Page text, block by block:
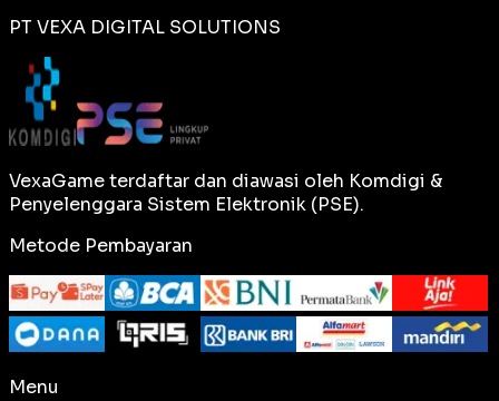
PT VEXA DIGITAL SOLUTIONS
VexaGame terdaftar dan diawasi oleh Komdigi &
Penyelenggara Sistem Elektronik (PSE).
Metode Pembayaran
Menu